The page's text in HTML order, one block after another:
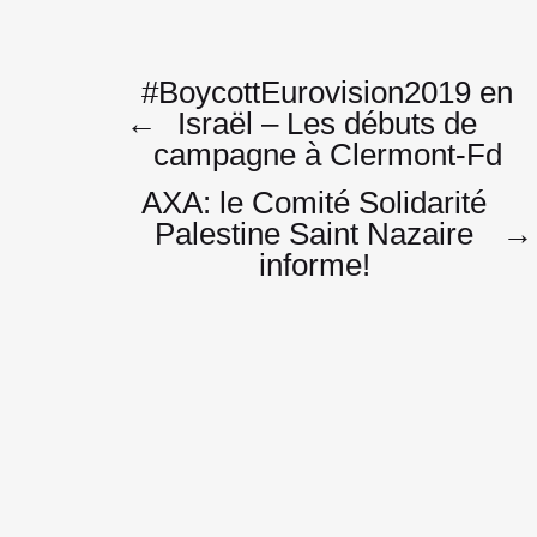
Navigation
de
←
#BoycottEurovision2019 en
Israël – Les débuts de
campagne à Clermont-Fd
AXA: le Comité Solidarité
Palestine Saint Nazaire
informe!
→